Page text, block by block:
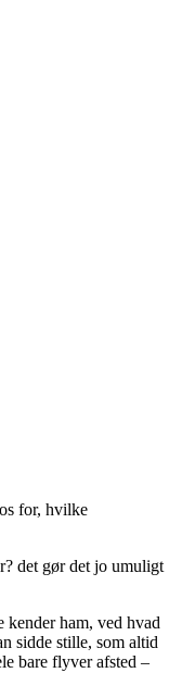
for, hvilke
det gør det jo umuligt
kender ham, ved hvad
sidde stille, som altid
bare flyver afsted –